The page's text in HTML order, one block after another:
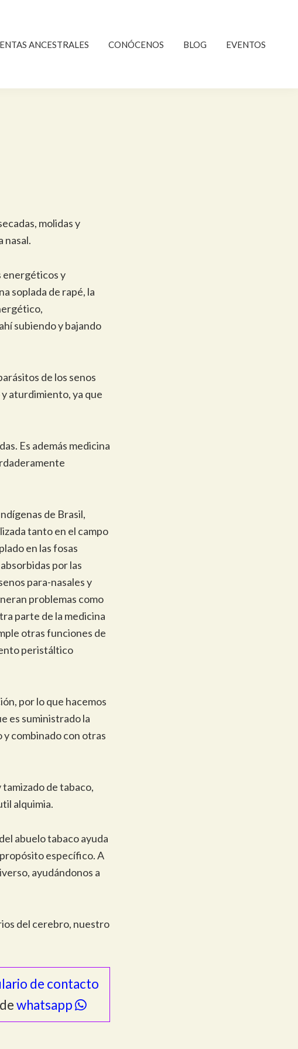
ANCESTRALES CONÓCENOS BLOG EVENTOS
molidas y
nasal.
energéticos y
soplada de rapé, la
subiendo y bajando
de los senos
aturdimiento, ya que
Es además medicina
de Brasil,
tanto en el campo
en las fosas
por las
para-nasales y
problemas como
parte de la medicina
otras funciones de
peristáltico
por lo que hacemos
es suministrado la
combinado con otras
de tabaco,
alquimia.
abuelo tabaco ayuda
específico. A
ayudándonos a
del cerebro, nuestro
de contacto
whatsapp